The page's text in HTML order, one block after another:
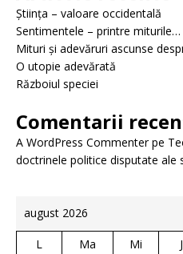
Știința – valoare occidentală
Sentimentele – printre
Mituri și adevăruri ascunse
O utopie adevărată
Războiul speciei
Comentarii
A WordPress Commenterpe
doctrinele politice disputate ale
august 2026
L Ma Mi J